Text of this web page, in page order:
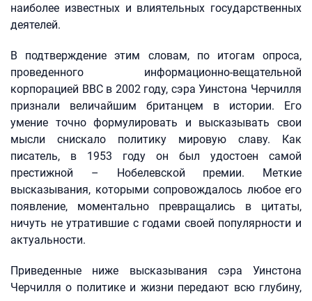
наиболее известных и влиятельных государственных
деятелей.
В подтверждение этим словам, по итогам опроса,
проведенного информационно-вещательной
корпорацией BBC в 2002 году, сэра Уинстона Черчилля
признали величайшим британцем в истории. Его
умение точно формулировать и высказывать свои
мысли снискало политику мировую славу. Как
писатель, в 1953 году он был удостоен самой
престижной – Нобелевской премии. Меткие
высказывания, которыми сопровождалось любое его
появление, моментально превращались в цитаты,
ничуть не утратившие с годами своей популярности и
актуальности.
Приведенные ниже высказывания сэра Уинстона
Черчилля о политике и жизни передают всю глубину,